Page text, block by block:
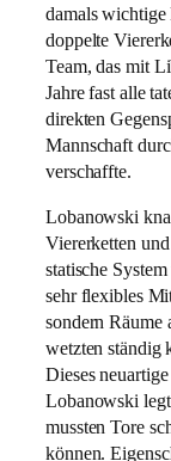
damals wichtige
doppelte
Team, das mit
Jahre fast alle
direkten
Mannschaft
verschaffte.
Lobanowski
Viererketten
statische
sehr flexibles
sondern Räume
wetzten ständig
Dieses
Lobanowski
mussten Tore
können.